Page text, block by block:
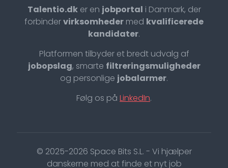
Talentio.dker en jobportal i Danmark, der
forbindervirksomheder med kvalificerede
kandidater.
Platformen tilbyder et bredt udvalg af
jobopslag, smarte filtreringsmuligheder
og personlige jobalarmer.
Følg os på LinkedIn.
© 2025-2026 Space Bits S.L. - Vi hjælper
danskerne med at finde et nyt job